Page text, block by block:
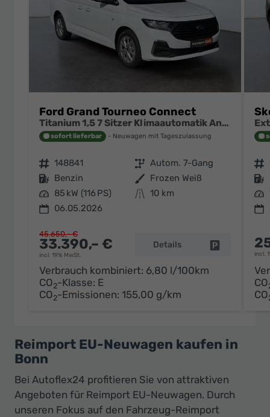
Ford Grand Tourneo Connect
Titanium 1,5 7 Sitzer Klimaautomatik Anhängerkupplung Sitzheizung Einparkhilfe Kamera 17 Zoll Leichtmetall ACC
sofort lieferbar Neuwagen mit Tageszulassung
Fahrzeugnr. 148841 Getriebe Autom. 7-Gang
Kraftstoff Benzin Außenfarbe Frozen Weiß
Leistung 85 kW (116 PS) Kilometerstand 10 km
06.05.2026
33.390,– €
incl. 19% MwSt.
45.650,– €
Details Fahrzeug
Verbrauch kombiniert: 6,80 l/100km
CO2-Klasse: E
CO2-Emissionen: 155,00 g/km
Fahrzeugnr.
Kraftstoff
Leistung
incl.
CO
CO
Reimport EU-Neuwagen kaufen in
Bonn
Bei Autoflex24 profitieren Sie von attraktiven
Angeboten für Reimport EU-Neuwagen. Durch
unseren Fokus auf den Fahrzeug-Reimport